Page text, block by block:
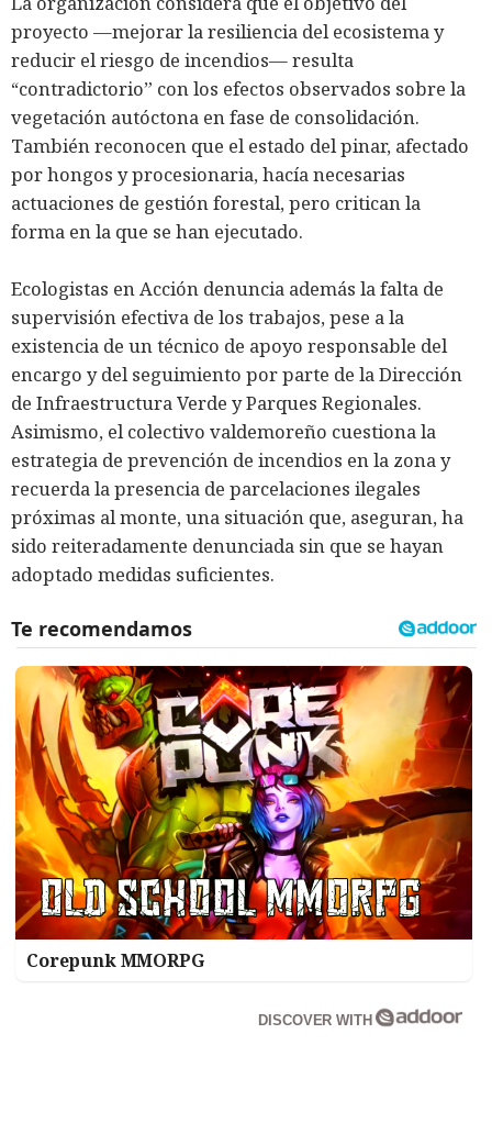
proyecto —mejorar la resiliencia del ecosistema y
reducir el riesgo de incendios— resulta
“contradictorio” con los efectos observados sobre la
vegetación autóctona en fase de consolidación.
También reconocen que el estado del pinar, afectado
por hongos y procesionaria, hacía necesarias
actuaciones de gestión forestal, pero critican la
forma en la que se han ejecutado.
Ecologistas en Acción denuncia además la falta de
supervisión efectiva de los trabajos, pese a la
existencia de un técnico de apoyo responsable del
encargo y del seguimiento por parte de la Dirección
de Infraestructura Verde y Parques Regionales.
Asimismo, el colectivo valdemoreño cuestiona la
estrategia de prevención de incendios en la zona y
recuerda la presencia de parcelaciones ilegales
próximas al monte, una situación que, aseguran, ha
sido reiteradamente denunciada sin que se hayan
adoptado medidas suficientes.
Corepunk MMORPG
DISCOVER WITH